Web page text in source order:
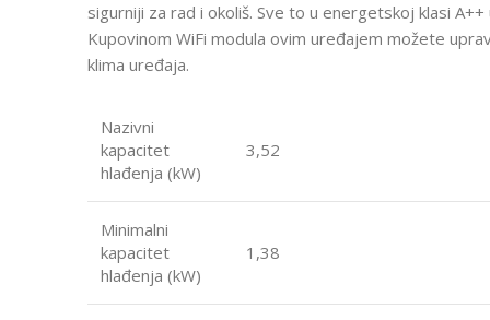
sigurniji za rad i okoliš. Sve to u energetskoj klasi A++
Kupovinom WiFi modula ovim uređajem možete
klima uređaja.
Nazivni
kapacitet
hlađenja (kW)
3,52
Minimalni
kapacitet
hlađenja (kW)
1,38